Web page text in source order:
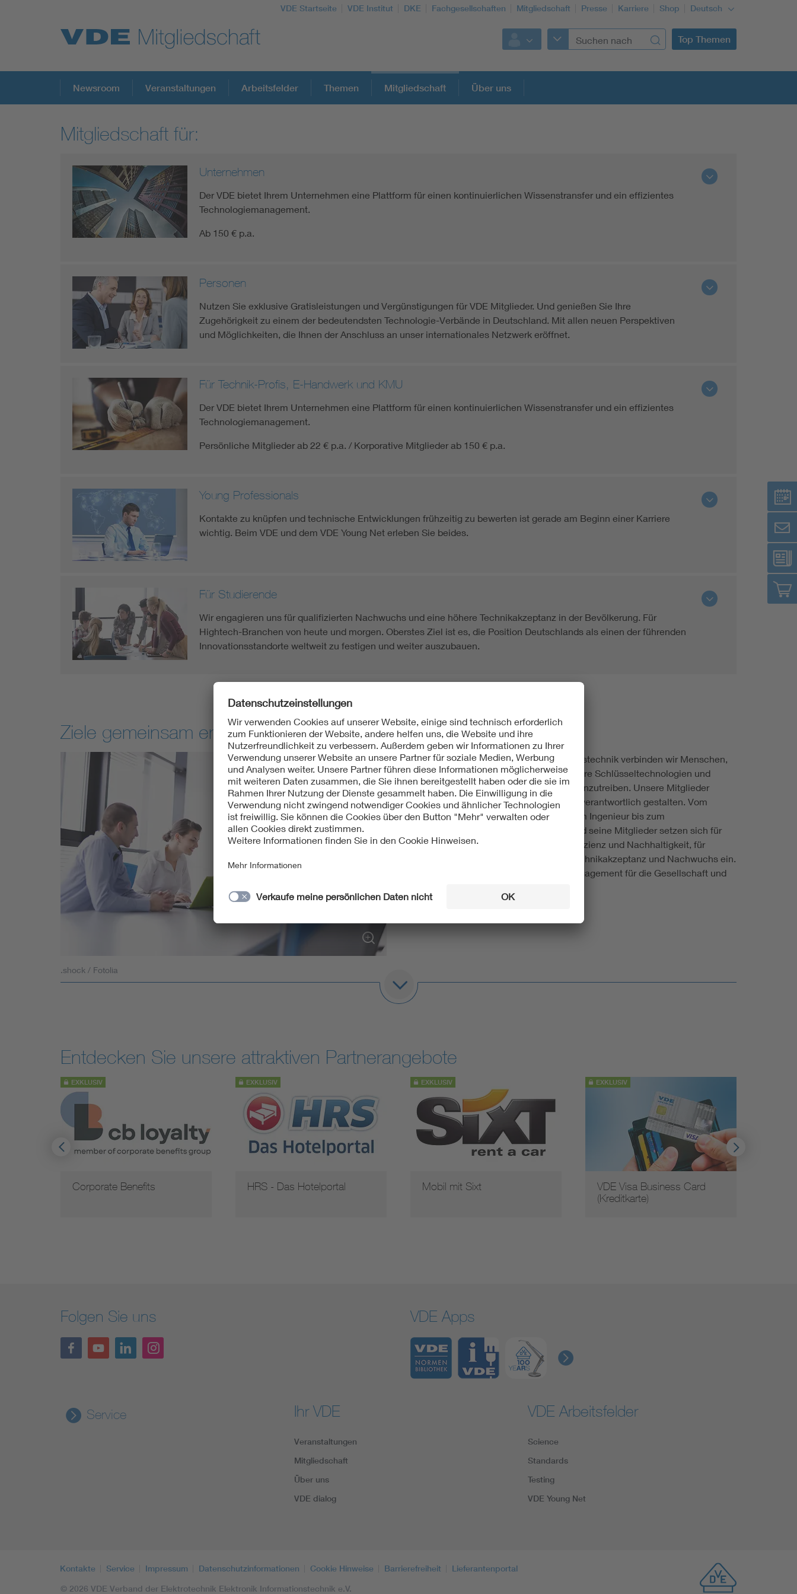
VDE Startseite VDE Institut DKE Fachgesellschaften Mitgliedschaft Presse Karriere Shop Deutsch
Top Themen
Top Themen
Fokusthemen
Energy
AI & Digital Trust
Health
Mobility
Standards
Electromobility
Functional safety Environmental Protection
Newsroom Veranstaltungen Arbeitsfelder Themen Mitgliedschaft Über uns
Mitgliedschaft für:
Unternehmen
Der VDE bietet Ihrem Unternehmen eine Plattform für einen kontinuierlichen Wissenstransfer und ein effizientes
Technologiemanagement.
Ab 150 € p.a.
Personen
Nutzen Sie exklusive Gratisleistungen und Vergünstigungen für VDE Mitglieder. Und genießen Sie Ihre
Zugehörigkeit zu einem der bedeutendsten Technologie-Verbände in Deutschland. Mit allen neuen Perspektiven
und Möglichkeiten, die Ihnen der Anschluss an unser internationales Netzwerk eröffnet.
Für Technik-Profis, E-Handwerk und KMU
Der VDE bietet Ihrem Unternehmen eine Plattform für einen kontinuierlichen Wissenstransfer und ein effizientes
Technologiemanagement.
Persönliche Mitglieder ab 22 € p.a. / Korporative Mitglieder ab 150 € p.a.
Young Professionals
Kontakte zu knüpfen und technische Entwicklungen frühzeitig zu bewerten ist gerade am Beginn einer Karriere
wichtig. Beim VDE und dem VDE Young Net erleben Sie beides.
Für Studierende
Wir engagieren uns für qualifizierten Nachwuchs und eine höhere Technikakzeptanz in der Bevölkerung. Für
Hightech-Branchen von heute und morgen. Oberstes Ziel ist es, die Position Deutschlands als einen der führenden
Innovationsstandorte weltweit zu festigen und weiter auszubauen.
Ziele gemeinsam erreichen. Zukunft verantwortlich gestalten.
.shock / Fotolia
Als Verband der Elektro- und Informationstechnik verbinden wir Menschen,
Unternehmen und Institutionen, um unsere Schlüsseltechnologien und
deren Anwendungen interdisziplinär voranzutreiben. Unsere Mitglieder
vereint dabei vor allem ein Ziel: Zukunft verantwortlich gestalten. Vom
Studierenden bis zum Unternehmen, vom Ingenieur bis zum
wissenschaftlichen Institut – der VDE und seine Mitglieder setzen sich für
Innovation und Fortschritt, für Energieeffizienz und Nachhaltigkeit, für
Normung und Verbraucherschutz, für Technikakzeptanz und Nachwuchs ein.
Ein im besten Sinne gemeinnütziges Engagement für die Gesellschaft und
Als Verband der Elektro- und Informationstechnik verbinden wir Menschen, Unternehmen und Institutionen, um unsere Schlüsseltechnologien und deren
Anwendungen interdisziplinär voranzutreiben. Unsere Mitglieder vereint dabei vor allem ein Ziel: Zukunft verantwortlich gestalten. Vom Studierenden bis zum
Entdecken Sie unsere attraktiven Partnerangebote
EXKLUSIV
Corporate Benefits
EXKLUSIV
HRS - Das Hotelportal
EXKLUSIV
Mobil mit Sixt
EXKLUSIV
VDE Visa Business Card
(Kreditkarte)
Folgen Sie uns VDE Apps
Service Ihr VDE
Veranstaltungen
Mitgliedschaft
Über uns
VDE dialog
VDE Arbeitsfelder
Science
Standards
Testing
VDE Young Net
Kontakte Service Impressum Datenschutzinformationen Cookie Hinweise Barrierefreiheit
Lieferantenportal
© 2026 VDE Verband der Elektrotechnik Elektronik Informationstechnik e.V.